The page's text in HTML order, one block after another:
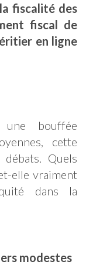
fiscalité des
fiscal de
en ligne
une bouffée
cette
Quels
elle vraiment
dans la
modestes